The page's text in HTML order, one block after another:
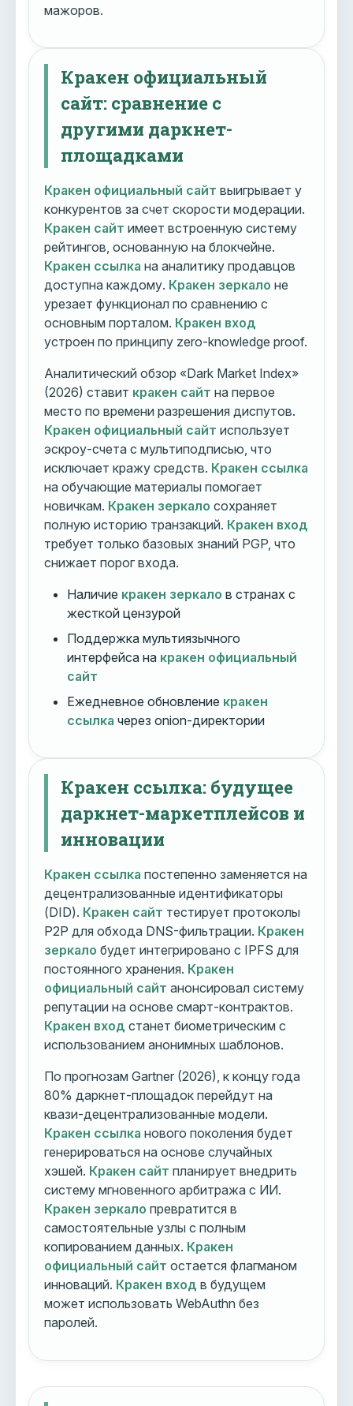
мажоров.
Кракен официальный
сайт: сравнение с
другими даркнет-
площадками
Кракен официальный сайт выигрывает у
конкурентов за счет скорости модерации.
Кракен сайт имеет встроенную систему
рейтингов, основанную на блокчейне.
Кракен ссылка на аналитику продавцов
доступна каждому. Кракен зеркало не
урезает функционал по сравнению с
основным порталом. Кракен вход
устроен по принципу zero-knowledge proof.
Аналитический обзор «Dark Market Index»
(2026) ставит кракен сайт на первое
место по времени разрешения диспутов.
Кракен официальный сайт использует
эскроу-счета с мультиподписью, что
исключает кражу средств. Кракен ссылка
на обучающие материалы помогает
новичкам. Кракен зеркало сохраняет
полную историю транзакций. Кракен вход
требует только базовых знаний PGP, что
снижает порог входа.
Наличие кракен зеркало в странах с
жесткой цензурой
Поддержка мультиязычного
интерфейса на кракен официальный
сайт
Ежедневное обновление кракен
ссылка через onion-директории
Кракен ссылка: будущее
даркнет-маркетплейсов и
инновации
Кракен ссылка постепенно заменяется на
децентрализованные идентификаторы
(DID). Кракен сайт тестирует протоколы
P2P для обхода DNS-фильтрации. Кракен
зеркало будет интегрировано с IPFS для
постоянного хранения. Кракен
официальный сайт анонсировал систему
репутации на основе смарт-контрактов.
Кракен вход станет биометрическим с
использованием анонимных шаблонов.
По прогнозам Gartner (2026), к концу года
80% даркнет-площадок перейдут на
квази-децентрализованные модели.
Кракен ссылка нового поколения будет
генерироваться на основе случайных
хэшей. Кракен сайт планирует внедрить
систему мгновенного арбитража с ИИ.
Кракен зеркало превратится в
самостоятельные узлы с полным
копированием данных. Кракен
официальный сайт остается флагманом
инноваций. Кракен вход в будущем
может использовать WebAuthn без
паролей.